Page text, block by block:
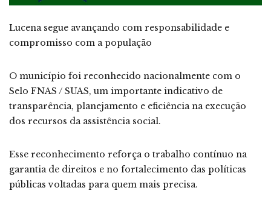
Lucena segue avançando com responsabilidade e
compromisso com a população
O município foi reconhecido nacionalmente com o
Selo FNAS / SUAS, um importante indicativo de
transparência, planejamento e eficiência na execução
dos recursos da assistência social.
Esse reconhecimento reforça o trabalho contínuo na
garantia de direitos e no fortalecimento das políticas
públicas voltadas para quem mais precisa.